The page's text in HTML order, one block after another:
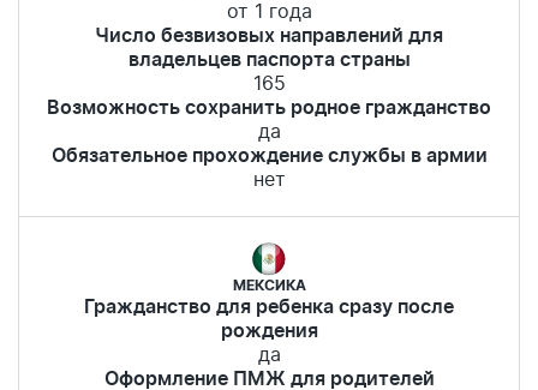
от 1 года
Число безвизовых направлений для
владельцев паспорта страны
165
Возможность сохранить родное гражданство
да
Обязательное прохождение службы в армии
нет
МЕКСИКА
Гражданство для ребенка сразу после
рождения
да
Оформление ПМЖ для родителей